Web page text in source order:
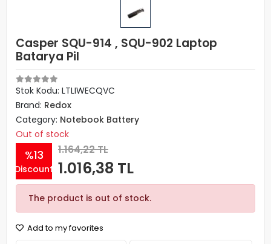
Casper SQU-914 , SQU-902 Laptop
Batarya Pil
Stok Kodu: LTLIWECQVC
Brand: Redox
Category: Notebook Battery
Out of stock
%13
Discount
1.164,22 TL
1.016,38 TL
The product is out of stock.
Add to my favorites